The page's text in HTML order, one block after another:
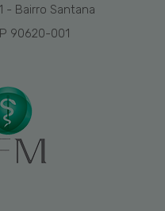
- Bairro Santana
90620-001